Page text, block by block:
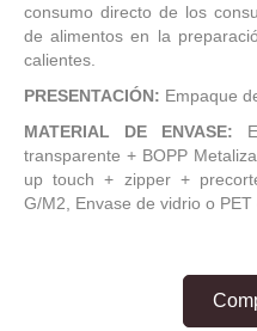
consumo directo de los
de alimentos en la
calientes.
PRESENTACIÓN: Empaque
MATERIAL DE ENVASE:
transparente + BOPP
up touch + zipper +
G/M2, Envase de vidrio o